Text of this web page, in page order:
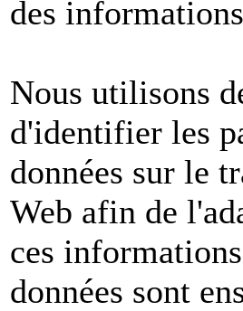
des
Nous utilisons
d'identifier les
données sur le
Web afin de
ces
données sont